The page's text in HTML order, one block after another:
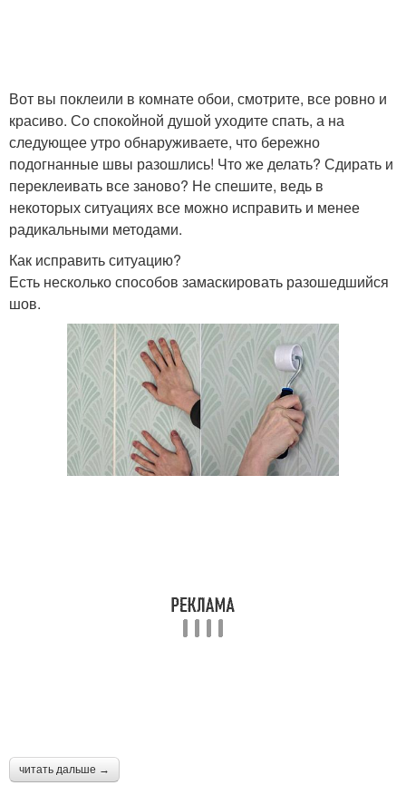
Вот вы поклеили в комнате обои, смотрите, все ровно и
красиво. Со спокойной душой уходите спать, а на
следующее утро обнаруживаете, что бережно
подогнанные швы разошлись! Что же делать? Сдирать и
переклеивать все заново? Не спешите, ведь в
некоторых ситуациях все можно исправить и менее
радикальными методами.
Как исправить ситуацию?
Есть несколько способов замаскировать разошедшийся
шов.
читать дальше →